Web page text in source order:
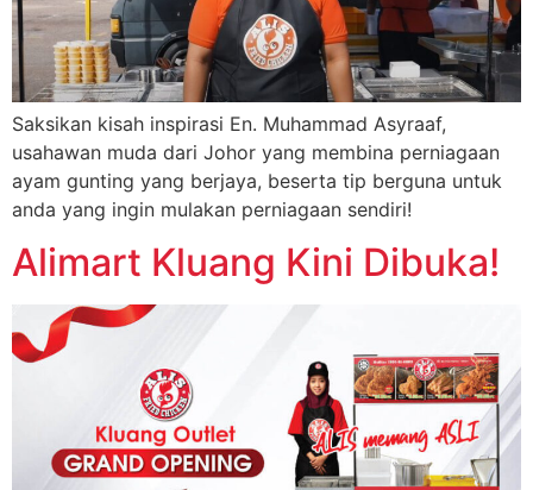
Saksikan kisah inspirasi En. Muhammad Asyraaf,
usahawan muda dari Johor yang membina perniagaan
ayam gunting yang berjaya, beserta tip berguna untuk
anda yang ingin mulakan perniagaan sendiri!
Alimart Kluang Kini Dibuka!